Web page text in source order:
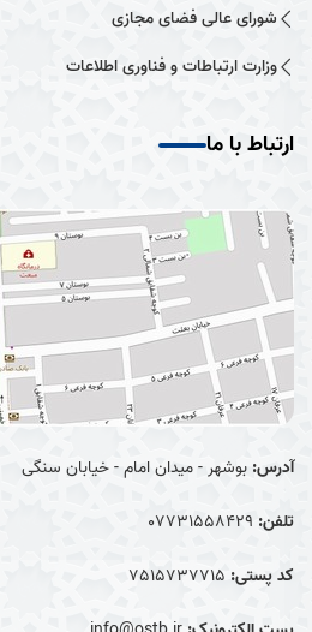
شورای عالی فضای مجازی
وزارت ارتباطات و فناوری اطلاعات
ارتباط با ما
آدرس: بوشهر - میدان امام - خیابان سنگی
تلفن: 07731558429
کد پستی: 7515737715